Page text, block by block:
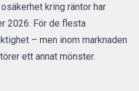
kring räntor har
2026. För de flesta
– men inom marknaden
ett annat mönster.